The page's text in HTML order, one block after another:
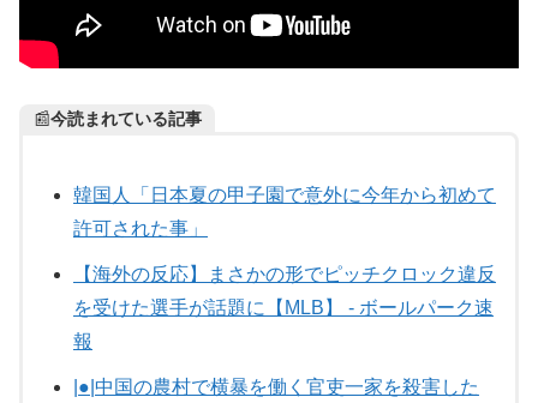
📰今読まれている記事
韓国人「日本夏の甲子園で意外に今年から初めて
許可された事」
【海外の反応】まさかの形でピッチクロック違反
を受けた選手が話題に【MLB】 - ボールパーク速
報
|●|中国の農村で横暴を働く官吏一家を殺害した